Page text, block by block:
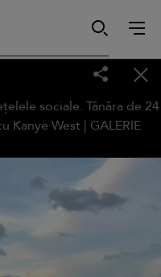
sociale. Tânăra de 24
Kanye West | GALERIE